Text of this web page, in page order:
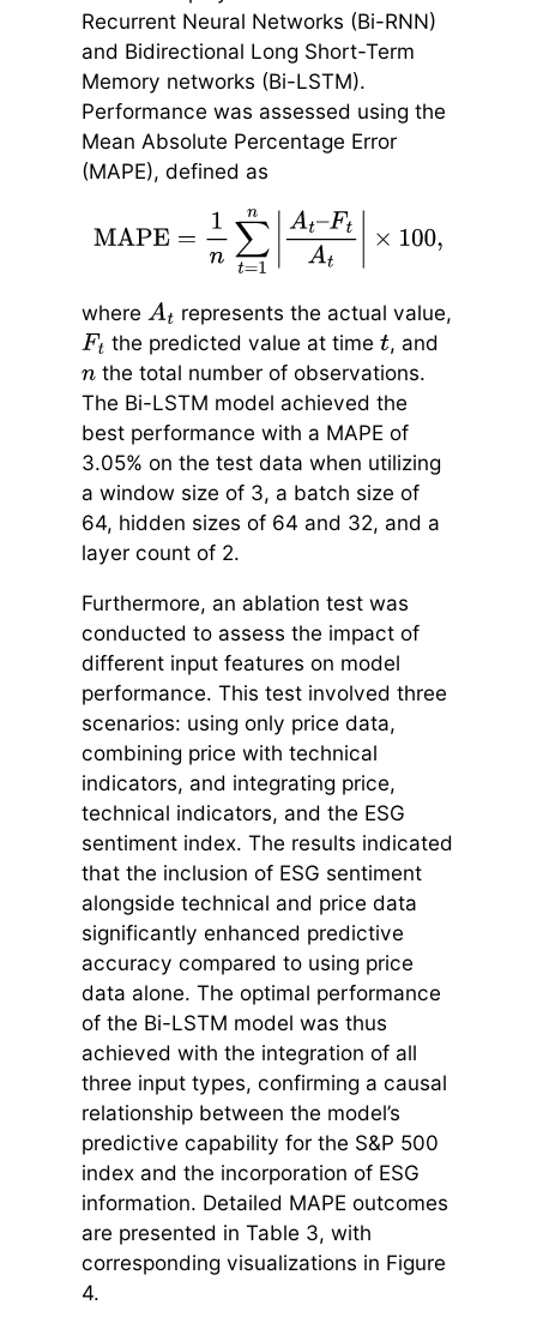
Recurrent Neural Networks (Bi-RNN)
and Bidirectional Long Short-Term
Memory networks (Bi-LSTM).
Performance was assessed using the
Mean Absolute Percentage Error
(MAPE), defined as
MAPE n∑ t=1n At–FtAt| 100
where At
represents the actual value,
Ft the predicted value at timet, and
n the total number of observations.
The Bi-LSTM model achieved the
best performance with a MAPE of
3.05% on the test data when utilizing
a window size of 3, a batch size of
64, hidden sizes of 64 and 32, and a
layer count of 2.
Furthermore, an ablation test was
conducted to assess the impact of
different input features on model
performance. This test involved three
scenarios: using only price data,
combining price with technical
indicators, and integrating price,
technical indicators, and the ESG
sentiment index. The results indicated
that the inclusion of ESG sentiment
alongside technical and price data
significantly enhanced predictive
accuracy compared to using price
data alone. The optimal performance
of the Bi-LSTM model was thus
achieved with the integration of all
three input types, confirming a causal
relationship between the model’s
predictive capability for the S&P 500
index and the incorporation of ESG
information. Detailed MAPE outcomes
are presented in Table 3, with
corresponding visualizations in Figure
4.